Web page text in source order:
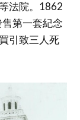
法院。1862
第一套紀念
引致三人死